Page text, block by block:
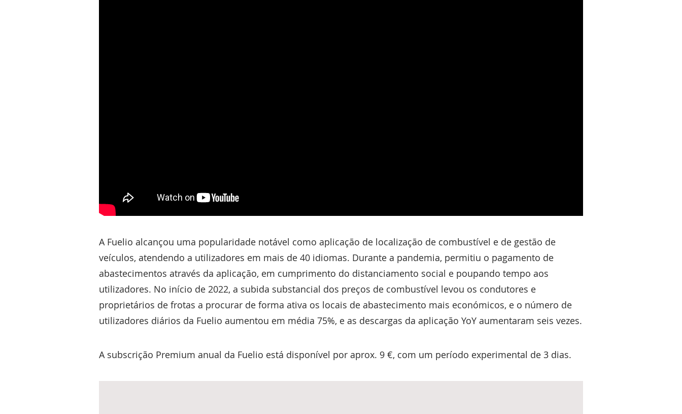
A Fuelio alcançou uma popularidade notável como aplicação de localização de combustível e de gestão de
veículos, atendendo a utilizadores em mais de 40 idiomas. Durante a pandemia, permitiu o pagamento de
abastecimentos através da aplicação, em cumprimento do distanciamento social e poupando tempo aos
utilizadores. No início de 2022, a subida substancial dos preços de combustível levou os condutores e
proprietários de frotas a procurar de forma ativa os locais de abastecimento mais económicos, e o número de
utilizadores diários da Fuelio aumentou em média 75%, e as descargas da aplicação YoY aumentaram seis vezes.
A subscrição Premium anual da Fuelio está disponível por aprox. 9 €, com um período experimental de 3 dias.